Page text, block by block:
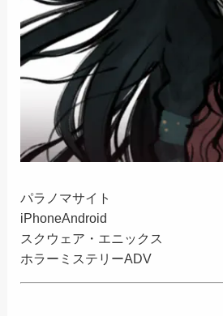
パラノマサイト
iPhoneAndroid
スクウェア・エニックス
ホラーミステリーADV